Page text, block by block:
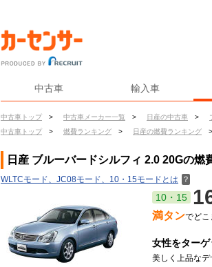
中古車 輸入車
中古車トップ > 中古車メーカー一覧 > 日産の中古車 >
中古車トップ
> 燃費ランキング > 日産の燃費ランキング >
日産 ブルーバードシルフィ 2.0 20Gの燃
WLTCモード、JC08モード、10・15モードとは ？
10・15
満タンでどこ
女性をター
美しく上品な